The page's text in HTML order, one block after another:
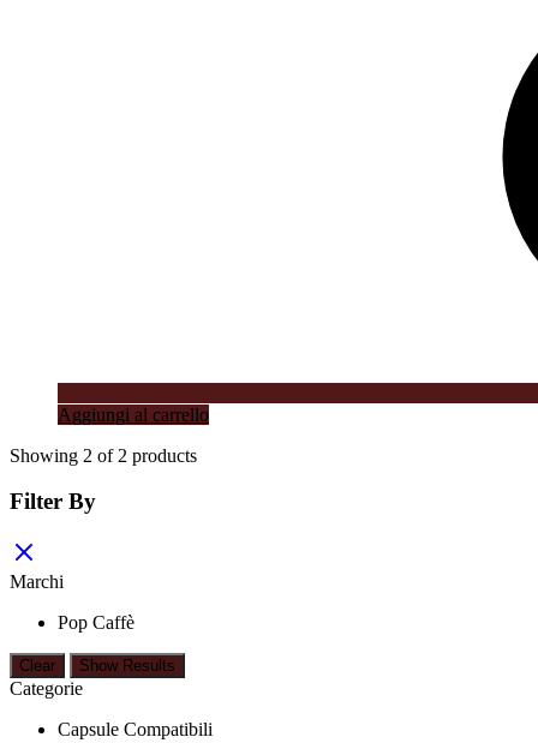
Aggiungi al carrello
Showing 2 of 2 products
Filter By
Marchi
Pop Caffè
Clear Show Results
Categorie
Capsule Compatibili